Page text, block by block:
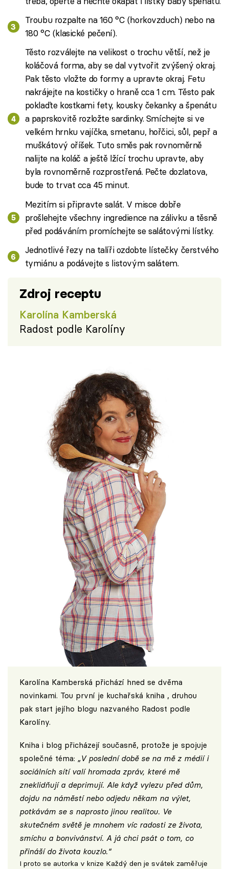
Troubu rozpalte na 160 °C (horkovzduch) nebo na
180 °C (klasické pečení).
Těsto rozválejte na velikost o trochu větší, než je
koláčová forma, aby se dal vytvořit zvýšený okraj.
Pak těsto vložte do formy a upravte okraj. Fetu
nakrájejte na kostičky o hraně cca 1 cm. Těsto pak
poklaďte kostkami fety, kousky čekanky a špenátu
a paprskovitě rozložte sardinky. Smíchejte si ve
velkém hrnku vajíčka, smetanu, hořčici, sůl, pepř a
muškátový oříšek. Tuto směs pak rovnoměrně
nalijte na koláč a ještě lžící trochu upravte, aby
byla rovnoměrně rozprostřená. Pečte dozlatova,
bude to trvat cca 45 minut.
Mezitím si připravte salát. V misce dobře
prošlehejte všechny ingredience na zálivku a těsně
před podáváním promíchejte se salátovými lístky.
Jednotlivé řezy na talíři ozdobte lístečky čerstvého
tymiánu a podávejte s listovým salátem.
Zdroj receptu
Karolína Kamberská
Radost podle Karolíny
Karolína Kamberská přichází hned se dvěma
novinkami. Tou první je kuchařská kniha , druhou
pak start jejího blogu nazvaného Radost podle
Karolíny.
Kniha i blog přicházejí současně, protože je spojuje
společné téma: „V poslední době se na mě z médií i
sociálních sítí valí hromada zpráv, které mě
zneklidňují a deprimují. Ale když vylezu před dům,
dojdu na náměstí nebo odjedu někam na výlet,
potkávám se s naprosto jinou realitou. Ve
skutečném světě je mnohem víc radosti ze života,
smíchu a bonvivánství. A já chci psát o tom, co
přináší do života kouzlo.“
I proto se autorka v knize Každý den je svátek zaměřuje